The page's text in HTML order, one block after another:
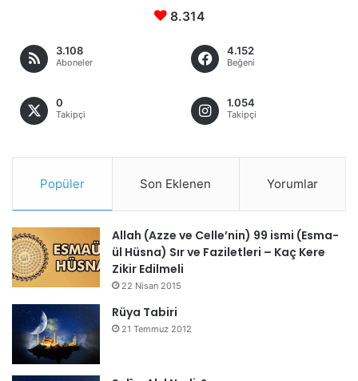
8.314
3.108
Aboneler
4.152
Beğeni
0
Takipçi
1.054
Takipçi
Popüler Son Eklenen Yorumlar
Allah (Azze ve Celle’nin) 99 ismi (Esma-
ül Hüsna) Sır ve Faziletleri – Kaç Kere
Zikir Edilmeli
22 Nisan 2015
Rüya Tabiri
21 Temmuz 2012